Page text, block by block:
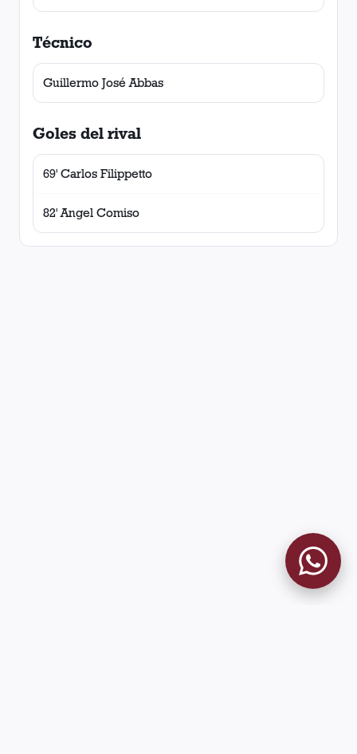
Técnico
Guillermo José Abbas
Goles del rival
69' Carlos Filippetto
82' Angel Comiso